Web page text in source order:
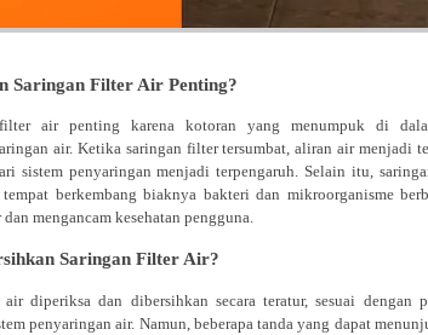
Saringan Filter Air Penting?
filter air penting karena kotoran yang menumpuk di
air. Ketika saringan filter tersumbat, aliran air menjadi
sistem penyaringan menjadi terpengaruh. Selain itu,
berkembang biaknya bakteri dan mikroorganisme
mengancam kesehatan pengguna.
Saringan Filter Air?
diperiksa dan dibersihkan secara teratur, sesuai dengan
penyaringan air. Namun, beberapa tanda yang dapat